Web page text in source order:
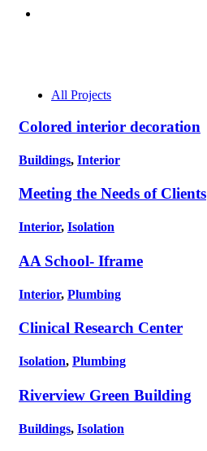
All Projects
Colored interior decoration
Buildings, Interior
Meeting the Needs of Clients
Interior, Isolation
AA School- Iframe
Interior, Plumbing
Clinical Research Center
Isolation, Plumbing
Riverview Green Building
Buildings, Isolation